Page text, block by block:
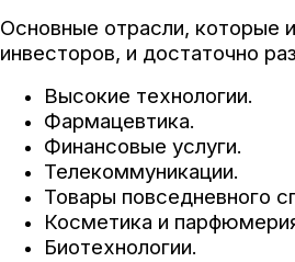
Основные отрасли, которые
инвесторов, и достаточно
Высокие технологии.
Фармацевтика.
Финансовые услуги.
Телекоммуникации.
Товары повседневного
Косметика и
Биотехнологии.